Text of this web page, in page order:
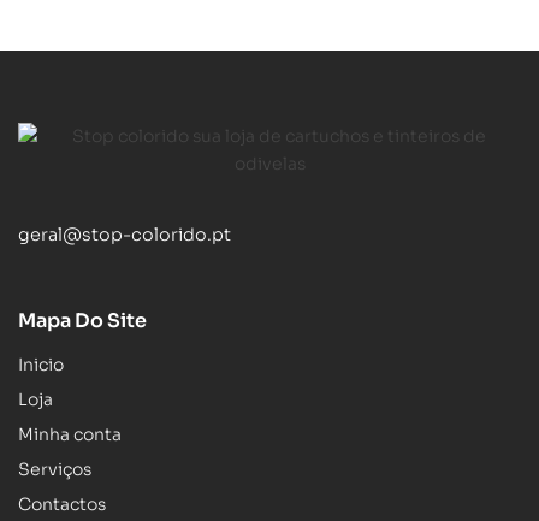
geral@stop-colorido.pt
Mapa Do Site
Inicio
Loja
Minha conta
Serviços
Contactos